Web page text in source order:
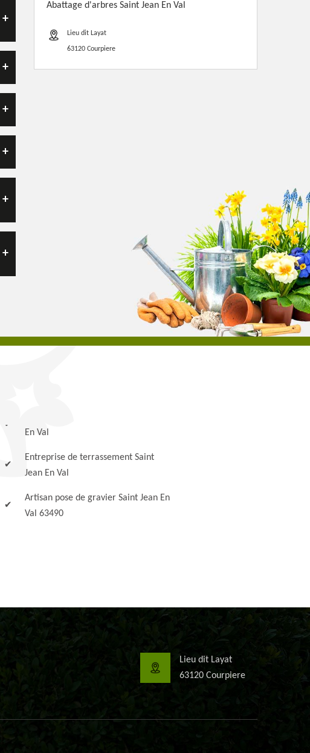
Abattage d'arbres Saint Jean En Val
Lieu dit Layat
63120 Courpiere
En Val
Entreprise de terrassement Saint
Jean En Val
Artisan pose de gravier Saint Jean En
Val 63490
Lieu dit Layat
63120 Courpiere